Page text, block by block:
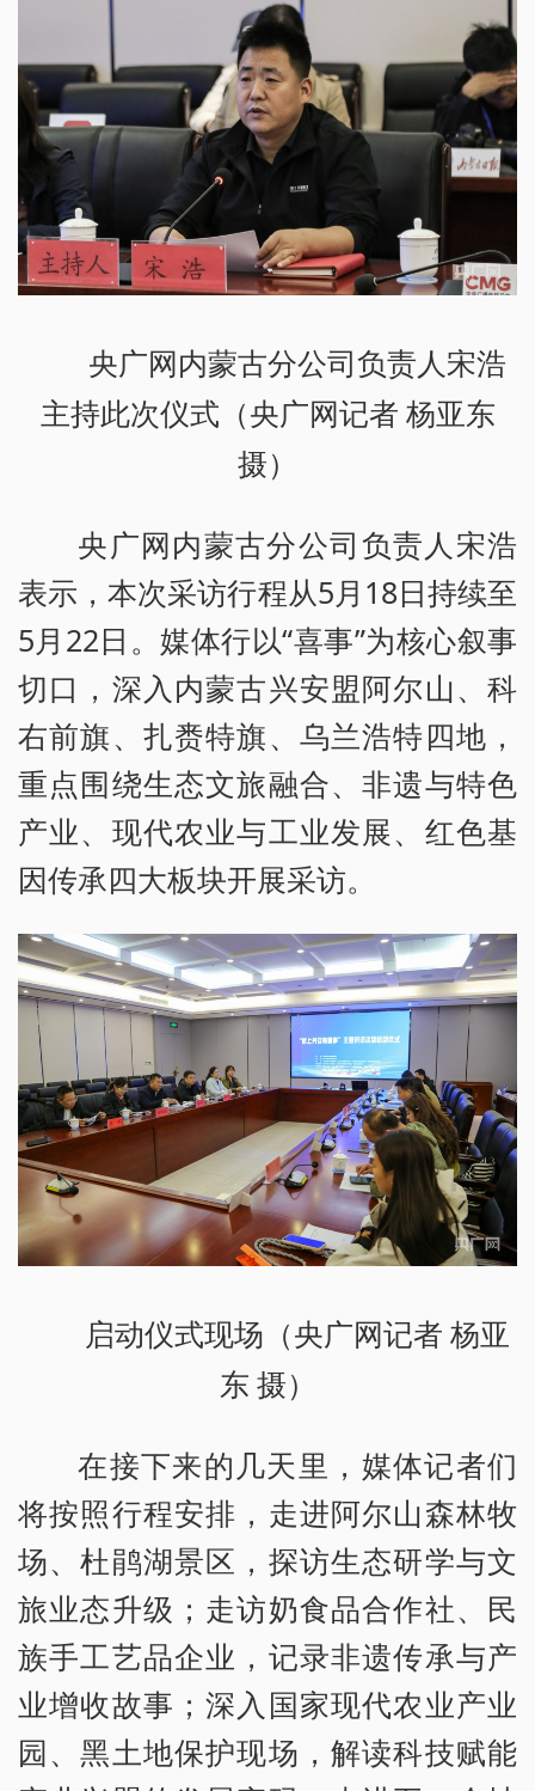
央广网内蒙古分公司负责人宋浩
主持此次仪式（央广网记者 杨亚东
摄）
央广网内蒙古分公司负责人宋浩
表示，本次采访行程从5月18日持续至
5月22日。媒体行以“喜事”为核心叙事
切口，深入内蒙古兴安盟阿尔山、科
右前旗、扎赉特旗、乌兰浩特四地，
重点围绕生态文旅融合、非遗与特色
产业、现代农业与工业发展、红色基
因传承四大板块开展采访。
启动仪式现场（央广网记者 杨亚
东 摄）
在接下来的几天里，媒体记者们
将按照行程安排，走进阿尔山森林牧
场、杜鹃湖景区，探访生态研学与文
旅业态升级；走访奶食品合作社、民
族手工艺品企业，记录非遗传承与产
业增收故事；深入国家现代农业产业
园、黑土地保护现场，解读科技赋能